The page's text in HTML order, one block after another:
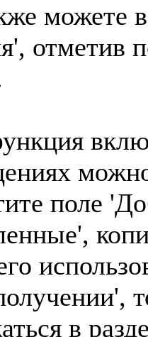
можете
отметив
поле
в